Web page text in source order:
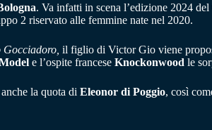
. Va infatti in scena l’edizione 2024 del
2 riservato alle femmine nate nel 2020.
Gocciadoro, il figlio di Victor Gio viene
e l’ospite francese Knockonwood le
la quota di Eleonor di Poggio, così